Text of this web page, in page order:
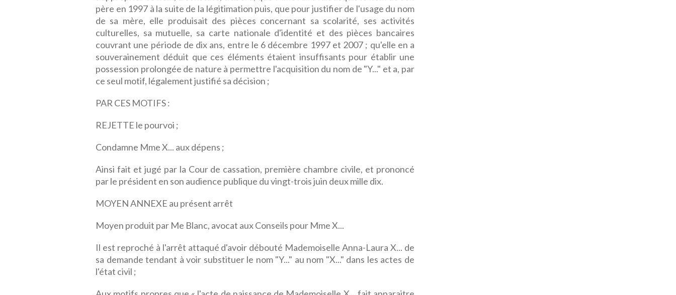
père en 1997 à la suite de la légitimation puis, que pour justifier de l'usage du nom
de sa mère, elle produisait des pièces concernant sa scolarité, ses activités
culturelles, sa mutuelle, sa carte nationale d'identité et des pièces bancaires
couvrant une période de dix ans, entre le 6 décembre 1997 et 2007 ; qu'elle en a
souverainement déduit que ces éléments étaient insuffisants pour établir une
possession prolongée de nature à permettre l'acquisition du nom de "Y..." et a, par
ce seul motif, légalement justifié sa décision ;
PAR CES MOTIFS :
REJETTE le pourvoi ;
Condamne Mme X... aux dépens ;
Ainsi fait et jugé par la Cour de cassation, première chambre civile, et prononcé
par le président en son audience publique du vingt-trois juin deux mille dix.
MOYEN ANNEXE au présent arrêt
Moyen produit par Me Blanc, avocat aux Conseils pour Mme X...
Il est reproché à l'arrêt attaqué d'avoir débouté Mademoiselle Anna-Laura X... de
sa demande tendant à voir substituer le nom "Y..." au nom "X..." dans les actes de
l'état civil ;